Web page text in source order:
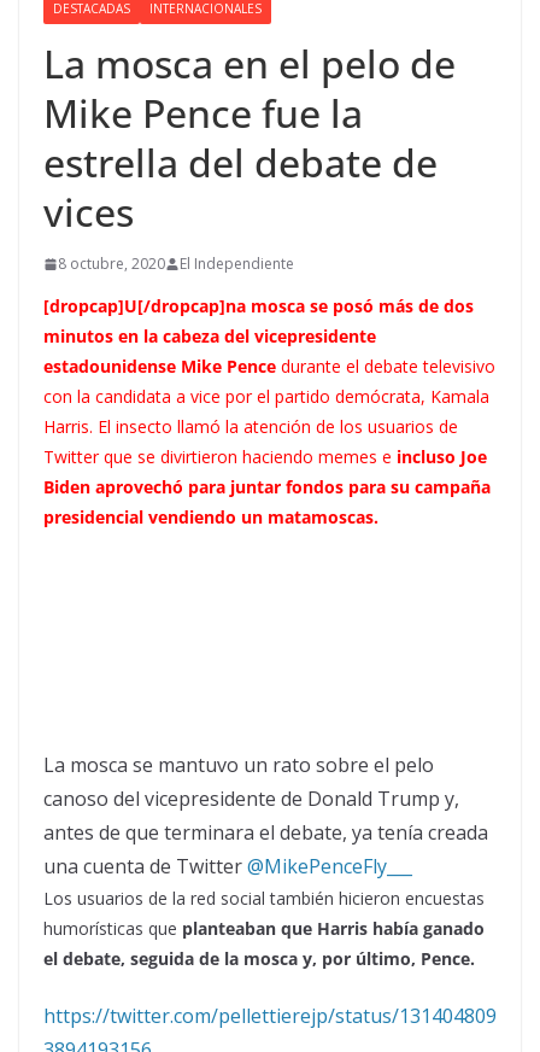
DESTACADAS INTERNACIONALES
La mosca en el pelo de
Mike Pence fue la
estrella del debate de
vices
8 octubre, 2020 El Independiente
[dropcap]U[/dropcap]na mosca se posó más de dos
minutos en la cabeza del vicepresidente
estadounidense Mike Pence durante el debate televisivo
con la candidata a vice por el partido demócrata, Kamala
Harris. El insecto llamó la atención de los usuarios de
Twitter que se divirtieron haciendo memes e incluso Joe
Biden aprovechó para juntar fondos para su campaña
presidencial vendiendo un matamoscas.
La mosca se mantuvo un rato sobre el pelo
canoso del vicepresidente de Donald Trump y,
antes de que terminara el debate, ya tenía creada
una cuenta de Twitter@MikePenceFly___
Los usuarios de la red social también hicieron encuestas
humorísticas que planteaban que Harris había ganado
el debate, seguida de la mosca y, por último, Pence.
https://twitter.com/pellettierejp/status/131404809